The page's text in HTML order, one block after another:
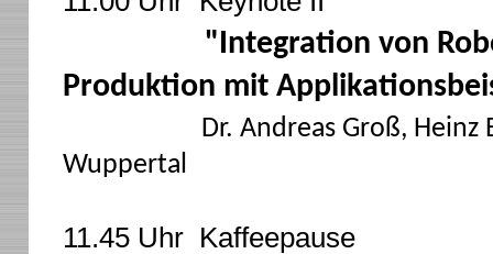
"Integration von
Produktion mit
Dr. Andreas Groß, Heinz
Wuppertal
11.45 Uhr Kaffeepause